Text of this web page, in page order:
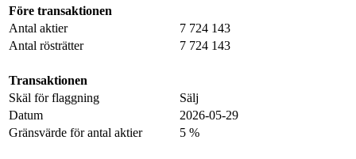
Före transaktionen
Antal aktier
7 724 143
Antal rösträtter
7 724 143
Transaktionen
Skäl för flaggning
Sälj
Datum
2026-05-29
Gränsvärde för antal aktier
5 %